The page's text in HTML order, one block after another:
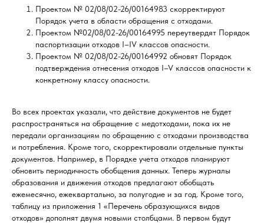
Проектом № 02/08/02-26/00164983 скорректируют
Порядок учета в области обращения с отходами.
Проектом №02/08/02-26/00164995 переутвердят Порядок
паспортизации отходов I–IV классов опасности.
Проектом № 02/08/02-26/00164992 обновят Порядок
подтверждения отнесения отходов I–V классов опасности к
конкретному классу опасности.
Во всех проектах указали, что действие документов не будет
распространяться на обращение с медотходами, пока их не
передали организациям по обращению с отходами производства
и потребления. Кроме того, скорректировали отдельные пункты
документов. Например, в Порядке учета отходов планируют
обновить периодичность обобщения данных. Теперь журналы
образования и движения отходов предлагают обобщать
ежемесячно, ежеквартально, за полугодие и за год. Кроме того,
таблицу из приложения 1 «Перечень образующихся видов
отходов» дополнят двумя новыми столбцами. В первом будут